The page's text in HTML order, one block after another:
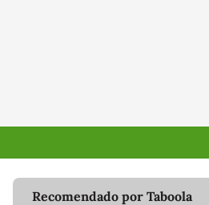
Recomendado por Taboola